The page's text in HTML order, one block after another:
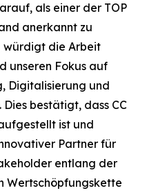
als einer der TOP
anerkannt zu
würdigt die Arbeit
unseren Fokus auf
Digitalisierung und
bestätigt, dass CC
ist und
Partner für
entlang der
Wertschöpfungskette